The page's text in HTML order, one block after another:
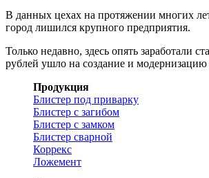
В данных цехах на протяжении многих
город лишился крупного предприятия.
Только недавно, здесь опять заработали
рублей ушло на создание и модернизацию
Продукция
Блистер под приварку
Блистер с загибом
Блистер с замком
Блистер сварной
Коррекс
Ложемент